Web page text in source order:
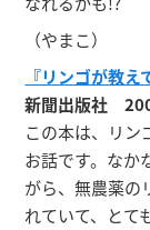
（やまこ）
『リンゴが教え
新聞出版社
この本は、リン
お話です。なか
がら、無農薬の
れていて、とて